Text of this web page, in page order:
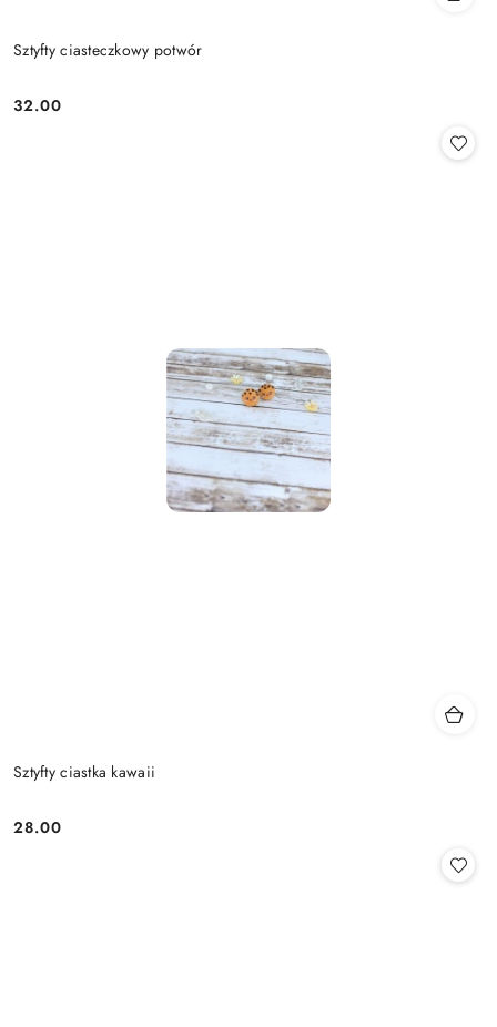
Sztyfty ciasteczkowy potwór
Cena:
32.00
Sztyfty ciastka kawaii
Cena:
28.00